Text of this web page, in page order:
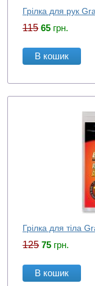
Грілка для рук
115 65 грн.
В кошик
Грілка для тіла
125 75 грн.
В кошик